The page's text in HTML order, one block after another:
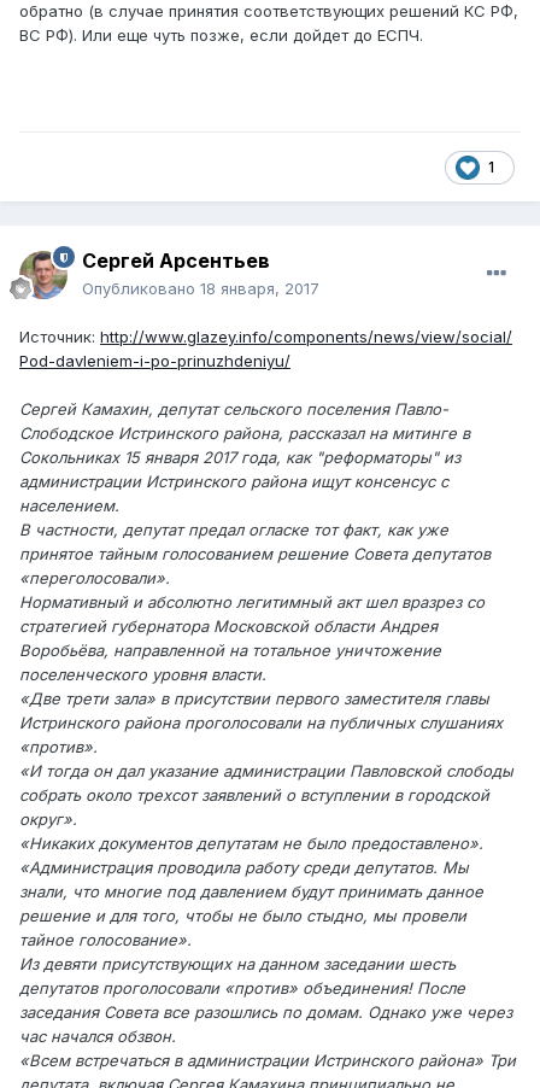
обратно (в случае принятия соответствующих решений КС РФ,
ВС РФ). Или еще чуть позже, если дойдет до ЕСПЧ.
1
Сергей Арсентьев
Опубликовано 18 января, 2017
Источник: http://www.glazey.info/components/news/view/social/
Pod-davleniem-i-po-prinuzhdeniyu/
Сергей Камахин, депутат сельского поселения Павло-
Слободское Истринского района, рассказал на митинге в
Сокольниках 15 января 2017 года, как "реформаторы" из
администрации Истринского района ищут консенсус с
населением.
В частности, депутат предал огласке тот факт, как уже
принятое тайным голосованием решение Совета депутатов
«переголосовали».
Нормативный и абсолютно легитимный акт шел вразрез со
стратегией губернатора Московской области Андрея
Воробьёва, направленной на тотальное уничтожение
поселенческого уровня власти.
«Две трети зала» в присутствии первого заместителя главы
Истринского района проголосовали на публичных слушаниях
«против».
«И тогда он дал указание администрации Павловской слободы
собрать около трехсот заявлений о вступлении в городской
округ».
«Никаких документов депутатам не было предоставлено».
«Администрация проводила работу среди депутатов. Мы
знали, что многие под давлением будут принимать данное
решение и для того, чтобы не было стыдно, мы провели
тайное голосование».
Из девяти присутствующих на данном заседании шесть
депутатов проголосовали «против» объединения! После
заседания Совета все разошлись по домам. Однако уже через
час начался обзвон.
«Всем встречаться в администрации Истринского района» Три